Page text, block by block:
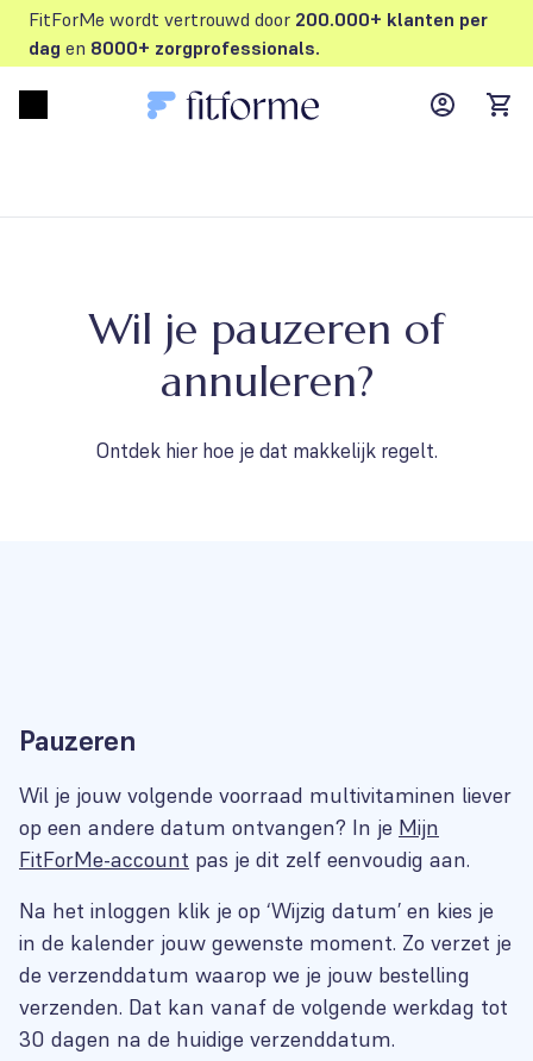
FitForMe wordt vertrouwd door 200.000+ klanten per
dag en 8000+ zorgprofessionals.
MyFFM
Wil je pauzeren of
annuleren?
Ontdek hier hoe je dat makkelijk regelt.
Pauzeren
Wil je jouw volgende voorraad multivitaminen liever
op een andere datum ontvangen? In je Mijn
FitForMe-account pas je dit zelf eenvoudig aan.
Na het inloggen klik je op ‘Wijzig datum’ en kies je
in de kalender jouw gewenste moment. Zo verzet je
de verzenddatum waarop we je jouw bestelling
verzenden. Dat kan vanaf de volgende werkdag tot
30 dagen na de huidige verzenddatum.